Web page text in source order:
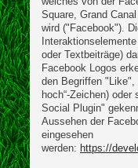
Square, Grand
wird ("Facebook").
oder Textbeiträge)
Facebook Logos
den Begriffen "Like",
hoch“-Zeichen)
Social Plugin"
Aussehen der
eingesehen
werden: https://